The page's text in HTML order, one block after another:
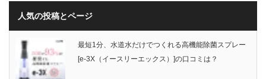
人気の投稿とページ
最短1分、水道水だけでつくれる高機能除菌スプレー
[e-3X（イースリーエックス）]の口コミは？